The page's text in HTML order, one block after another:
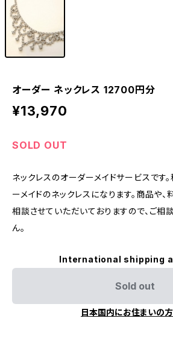
オーダー ネックレス 12700円分
¥13,970
SOLD OUT
ネックレスのオーダーメイドサービスです
ーメイドのネックレスになります。商品や
相談させていただいておりますので、ご相
ん。
International shipping
Sold out
日本国内にお住まいの